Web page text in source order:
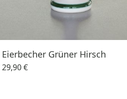
Eierbecher Grüner Hirsch
29,90 €